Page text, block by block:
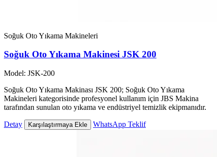
Soğuk Oto Yıkama Makineleri
Soğuk Oto Yıkama Makinesi JSK 200
Model: JSK-200
Soğuk Oto Yıkama Makinası JSK 200; Soğuk Oto Yıkama
Makineleri kategorisinde profesyonel kullanım için JBS Makina
tarafından sunulan oto yıkama ve endüstriyel temizlik ekipmanıdır.
Detay Karşılaştırmaya Ekle WhatsApp Teklif